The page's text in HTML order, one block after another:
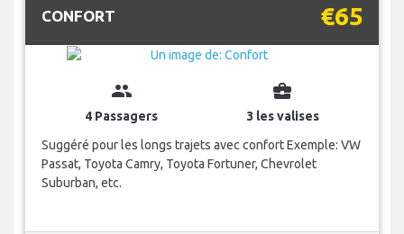
CONFORT €65
group
4 Passagers
business_center
3 les valises
Suggéré pour les longs trajets avec confort Exemple: VW
Passat, Toyota Camry, Toyota Fortuner, Chevrolet
Suburban, etc.